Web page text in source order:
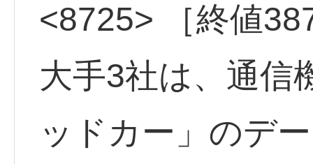
<8725> ［終値
大手3社は、通信
ッドカー」のデ